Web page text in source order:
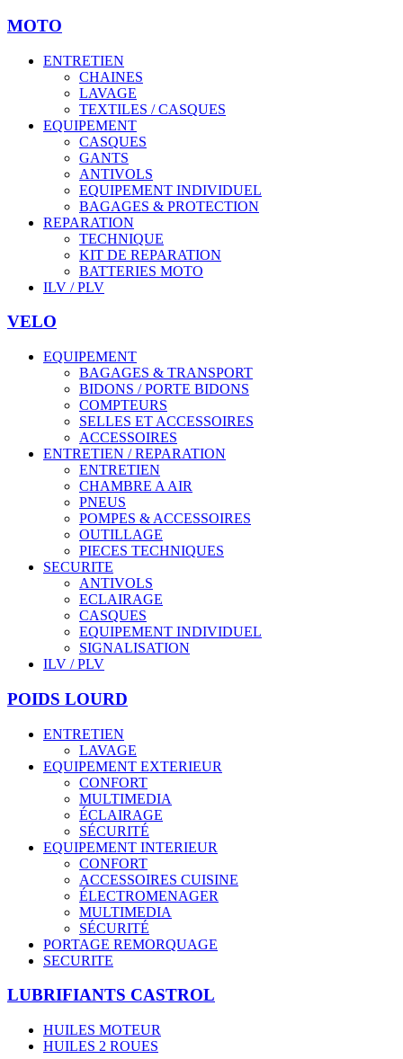
MOTO
ENTRETIEN
CHAINES
LAVAGE
TEXTILES / CASQUES
EQUIPEMENT
CASQUES
GANTS
ANTIVOLS
EQUIPEMENT INDIVIDUEL
BAGAGES & PROTECTION
REPARATION
TECHNIQUE
KIT DE REPARATION
BATTERIES MOTO
ILV / PLV
VELO
EQUIPEMENT
BAGAGES & TRANSPORT
BIDONS / PORTE BIDONS
COMPTEURS
SELLES ET ACCESSOIRES
ACCESSOIRES
ENTRETIEN / REPARATION
ENTRETIEN
CHAMBRE A AIR
PNEUS
POMPES & ACCESSOIRES
OUTILLAGE
PIECES TECHNIQUES
SECURITE
ANTIVOLS
ECLAIRAGE
CASQUES
EQUIPEMENT INDIVIDUEL
SIGNALISATION
ILV / PLV
POIDS LOURD
ENTRETIEN
LAVAGE
EQUIPEMENT EXTERIEUR
CONFORT
MULTIMEDIA
ÉCLAIRAGE
SÉCURITÉ
EQUIPEMENT INTERIEUR
CONFORT
ACCESSOIRES CUISINE
ÉLECTROMENAGER
MULTIMEDIA
SÉCURITÉ
PORTAGE REMORQUAGE
SECURITE
LUBRIFIANTS CASTROL
HUILES MOTEUR
HUILES 2 ROUES